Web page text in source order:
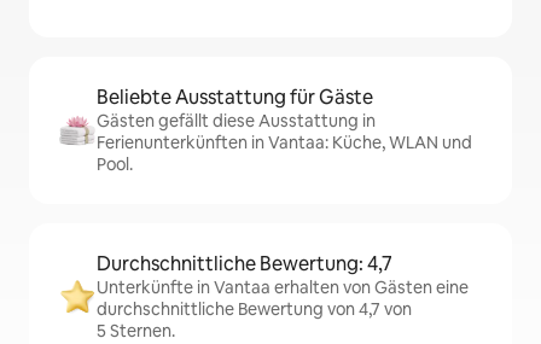
Beliebte Ausstattung für Gäste
Gästen gefällt diese Ausstattung in
Ferienunterkünften in Vantaa: Küche, WLAN und
Pool.
Durchschnittliche Bewertung: 4,7
Unterkünfte in Vantaa erhalten von Gästen eine
durchschnittliche Bewertung von 4,7 von
5 Sternen.